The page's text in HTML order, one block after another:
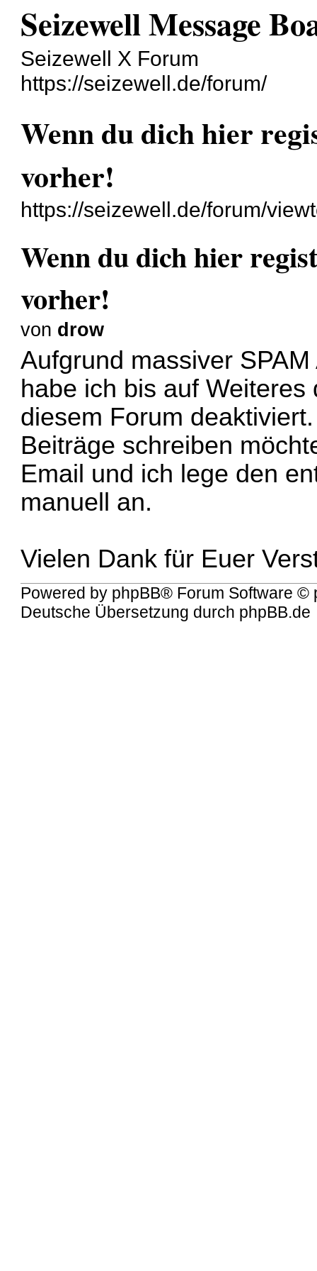
Seizewell Message
Seizewell X Forum
https://seizewell.de/forum/
Wenn du dich hier
vorher!
https://seizewell.de/forum/
Wenn du dich hier
vorher!
von drow
Aufgrund massiver
habe ich bis auf
diesem Forum
Beiträge schreiben
Email und ich lege den
manuell an.
Vielen Dank für Euer
Powered by phpBB® Forum Software ©
Deutsche Übersetzung durch phpBB.de